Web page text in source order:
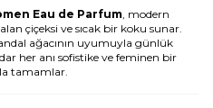
Eau de Parfum, modern
çiçeksi ve sıcak bir koku sunar.
ağacının uyumuyla günlük
her anı sofistike ve feminen bir
tamamlar.